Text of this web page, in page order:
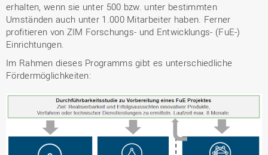
erhalten, wenn sie unter 500 bzw. unter bestimmten
Umständen auch unter 1.000 Mitarbeiter haben. Ferner
profitieren von ZIM Forschungs- und Entwicklungs- (FuE-)
Einrichtungen.
Im Rahmen dieses Programms gibt es unterschiedliche
Fördermöglichkeiten: